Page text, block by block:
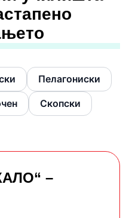
Пелагониски
Скопски
–